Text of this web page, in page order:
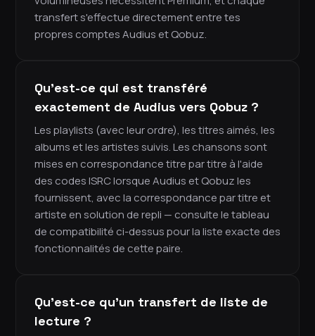
transfert s'effectue directement entre tes
propres comptes Audius et Qobuz.
Qu'est-ce qui est transféré
exactement de Audius vers Qobuz ?
Les playlists (avec leur ordre), les titres aimés, les
albums et les artistes suivis. Les chansons sont
mises en correspondance titre par titre à l'aide
des codes ISRC lorsque Audius et Qobuz les
fournissent, avec la correspondance par titre et
artiste en solution de repli — consulte le tableau
de compatibilité ci-dessus pour la liste exacte des
fonctionnalités de cette paire.
Qu'est-ce qu'un transfert de liste de
lecture ?